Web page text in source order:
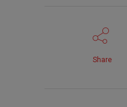
Share